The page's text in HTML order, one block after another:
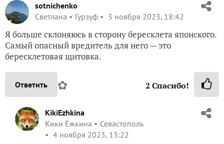
sotnichenko
Светлана
Гурзуф 3 ноября 2023, 18:42
Я больше склоняюсь в сторону бересклета японского.
Самый опасный вредитель для него — это
бересклетовая щитовка.
Ответить ✿ 2 Спасибо!
KikiEzhkina
Кики Ёжкина
Севастополь
4 ноября 2023, 13:22